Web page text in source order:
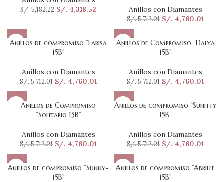
S/.5,182.22 S/. 4,318.52 Anillos con Diamantes
S/.5,712.01 S/. 4,760.01
Anillos de compromiso “Larisa
15B”
Anillos con Diamantes
S/.5,712.01 S/. 4,760.01
Anillos de Compromiso “Dalya
15B”
Anillos con Diamantes
S/.5,712.01 S/. 4,760.01
Anillos de Compromiso
“Solitario 15B”
Anillos con Diamantes
S/.5,712.01 S/. 4,760.01
Anillos de compromiso “Sunitty
15B”
Anillos con Diamantes
S/.5,712.01 S/. 4,760.01
Anillos de compromiso “Sunny-
15B”
Anillos de compromiso “Abrille
15B”